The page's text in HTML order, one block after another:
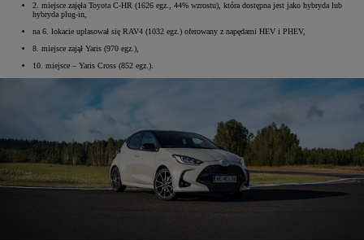
2. miejsce zajęła Toyota C-HR (1626 egz., 44% wzrostu), która dostępna jest jako hybryda lub
hybryda plug-in,
na 6. lokacie uplasował się RAV4 (1032 egz.) oferowany z napędami HEV i PHEV,
8. miejsce zajął Yaris (970 egz.),
10. miejsce – Yaris Cross (852 egz.).